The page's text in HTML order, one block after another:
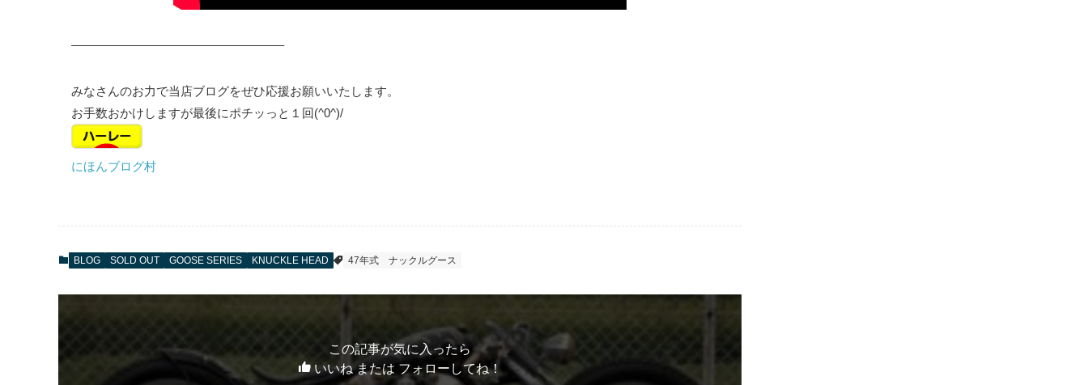
—————————————————–
みなさんのお力で当店ブログをぜひ応援お願いいたします。
お手数おかけしますが最後にポチッっと１回(^0^)/
にほんブログ村
BLOG SOLD OUT GOOSE SERIES KNUCKLE HEAD 47年式 ナックルグース
この記事が気に入ったら
いいね または フォローしてね！